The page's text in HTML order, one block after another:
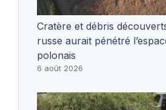
Cratère et débris
russe aurait pénétré
polonais
6 août 2026